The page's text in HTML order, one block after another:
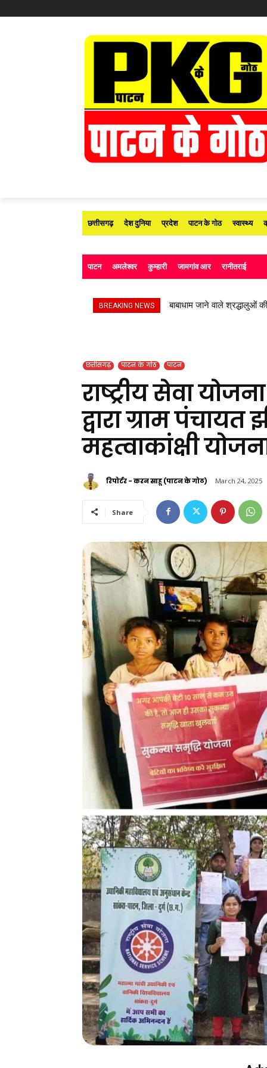
छत्तीसगढ़ देश दुनिया प्रदेश पाटन के गोठ स्वास्थ्य
पाटन अमलेश्वर कुम्हारी जामगांव आर रानीतराई
BREAKING NEWS बाबाधाम जाने वाले श्रद्धालुओं
उप निरीक्षक सुभाष चंद्र यादव
छत्तीसगढ़ पाटन के गोठ पाटन
राष्ट्रीय सेवा
द्वारा ग्राम
महत्वाकांक्षी
रिपोर्टर - करन साहू (पाटन के गोठ) March 24, 2025
Share